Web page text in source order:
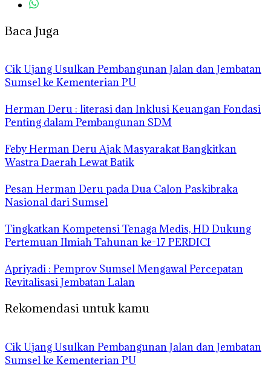
Baca Juga
Cik Ujang Usulkan Pembangunan Jalan dan Jembatan
Sumsel ke Kementerian PU
Herman Deru : literasi dan Inklusi Keuangan Fondasi
Penting dalam Pembangunan SDM
Feby Herman Deru Ajak Masyarakat Bangkitkan
Wastra Daerah Lewat Batik
Pesan Herman Deru pada Dua Calon Paskibraka
Nasional dari Sumsel
Tingkatkan Kompetensi Tenaga Medis, HD Dukung
Pertemuan Ilmiah Tahunan ke-17 PERDICI
Apriyadi : Pemprov Sumsel Mengawal Percepatan
Revitalisasi Jembatan Lalan
Rekomendasi untuk kamu
Cik Ujang Usulkan Pembangunan Jalan dan Jembatan
Sumsel ke Kementerian PU